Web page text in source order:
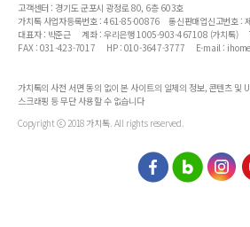
고객센터 : 경기도 군포시 광정로 80, 6층 603호
가치톡 사업자등록번호 : 461-85-00876
통신판매업신고번호 :
대표자 : 박준근
계좌 : 우리은행 1005-903-467108 (가치톡)
FAX : 031-423-7017
HP : 010-3647-3777 E-mail :
가치톡의 사전 서면 동의 없이 본 사이트의 일체의 정보, 콘텐츠 및
스크래핑 등 무단 사용할 수 없습니다
Copyright ⓒ 2018 가치톡. All rights reserved.